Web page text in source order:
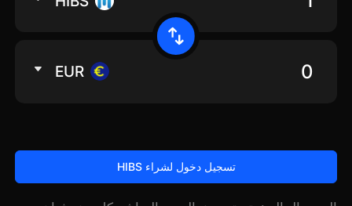
EUR
تسجيل دخول لشراء HIBS